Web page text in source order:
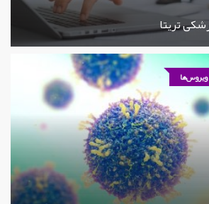
تریتا
ویروس‌ها